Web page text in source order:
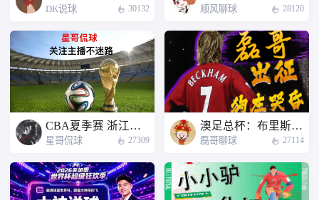
DK说球 30132 顺风聊球 28120
CBA夏季赛 浙江方兴渡 - 深圳马可波罗
星哥侃球 27309
澳足总杯：布里斯班狮吼 - 悉尼FC
磊哥聊球 27114